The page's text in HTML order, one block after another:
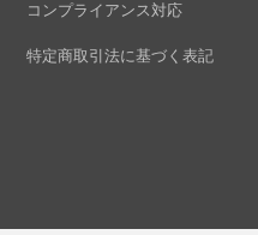
コンプライアンス対応
特定商取引法に基づく表記